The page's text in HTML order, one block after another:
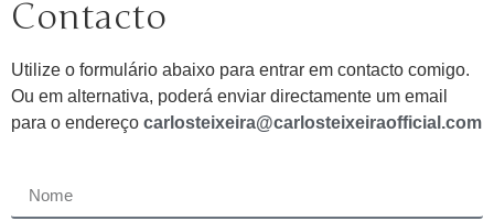
Contacto
Utilize o formulário abaixo para entrar em contacto comigo.
Ou em alternativa, poderá enviar directamente um email
para o endereço carlosteixeira@carlosteixeiraofficial.com